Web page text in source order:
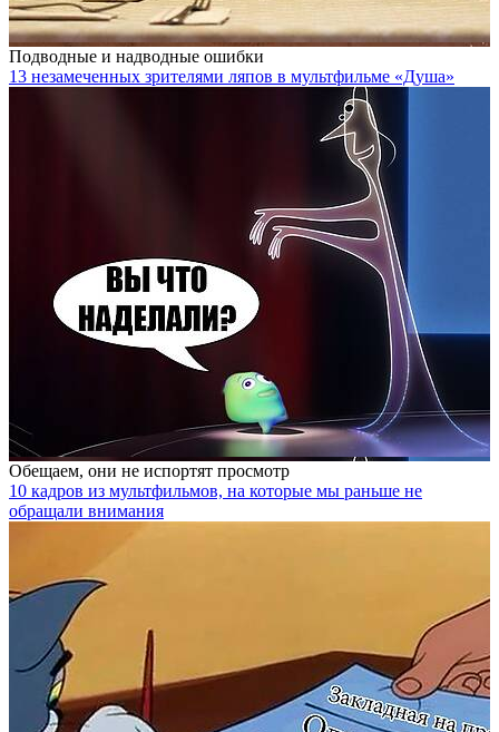
Подводные и надводные ошибки
13 незамеченных зрителями ляпов в мультфильме «Душа»
Обещаем, они не испортят просмотр
10 кадров из мультфильмов, на которые мы раньше не
обращали внимания